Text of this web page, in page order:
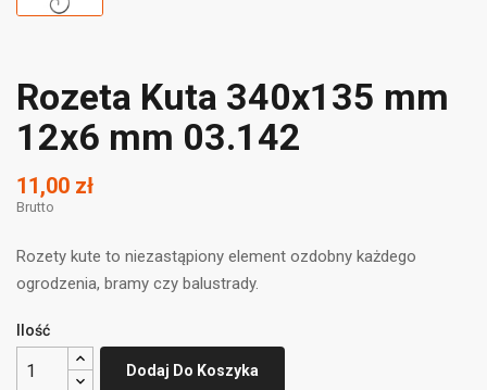
Rozeta Kuta 340x135 mm
12x6 mm 03.142
11,00 zł
Brutto
Rozety kute to niezastąpiony element ozdobny każdego
ogrodzenia, bramy czy balustrady.
Ilość
Dodaj Do Koszyka